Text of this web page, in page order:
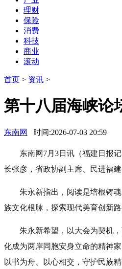
理财
保险
消费
科技
商业
滚动
首页 > 资讯 >
第十八届海峡论
东南网 时间:2026-07-03 20:59
东南网7月3日讯（福建日报
长张彦，省政协副主席、民进福
朱永新指出，阅读是培根铸
族文化根脉，探索现代美育创新
朱永新希望，以大会为契机
化成为两岸同胞安身立命的精神
以书为舟、以心相交，守护民族